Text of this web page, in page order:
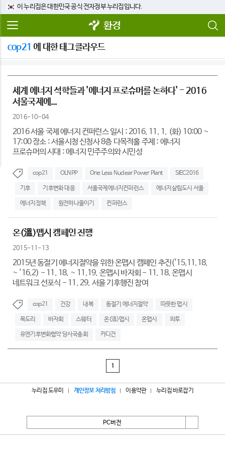
이 누리집은 대한민국 공식 전자정부 누리집입니다.
환경
cop21 에 대한 태그클라우드
세계 에너지 석학들과 '에너지 프로슈머를 논하다' - 2016
서울국제에...
2016-10-04
2016 서울 국제 에너지 컨퍼런스 일시 : 2016. 11. 1. (화) 10:00 ~
17:00 장소 : 서울시청 신청사 8층 다목적홀 주제 : 에너지
프로슈머의 시대 : 에너지 민주주의와 시민성
cop21 OLNPP One Less Nuclear Power Plant SIEC2016
기후 기후변화 대응 서울국제에너지컨퍼런스 에너지살림도시 서울
에너지정책 원전하나줄이기 컨퍼런스
온(溫)맵시 캠페인 진행
2015-11-13
2015년 동절기 에너지절약을 위한 온맵시 캠페인 추진('15.11.18.
~ '16.2) - 11. 18. ~ 11.19. 온맵시 바자회 - 11. 18. 온맵시
네트워크 선포식 - 11. 29. 서울 기후행진 참여
cop21 건강 내복 동절기 에너지절약 따뜻한 맵시
목도리 바자회 스웨터 온(溫)맵시 온맵시 외투
유엔기후변화협약 당사국총회 카디건
1
누리집 도우미 개인정보 처리방침 이용약관 누리집 바로잡기
PC버전